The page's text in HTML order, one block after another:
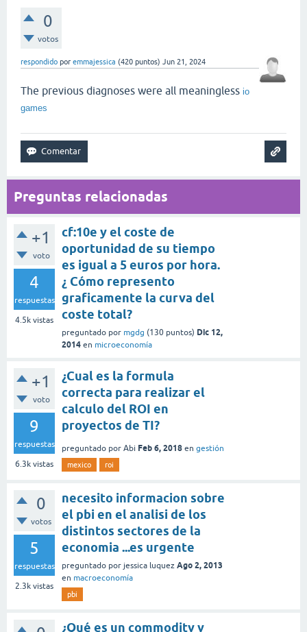
0
votos
respondido por emmajessica (420 puntos) Jun 21, 2024
The previous diagnoses were all meaningless io
games
Preguntas relacionadas
+1
voto
4
respuestas
4.5k vistas
cf:10e y el coste de
oportunidad de su tiempo
es igual a 5 euros por hora.
¿ Cómo represento
graficamente la curva del
coste total?
preguntado por mgdg (130 puntos) Dic 12,
2014 en microeconomía
+1
voto
9
respuestas
6.3k vistas
¿Cual es la formula
correcta para realizar el
calculo del ROI en
proyectos de TI?
preguntado por Abi Feb 6, 2018 en gestión
mexico roi
0
votos
5
respuestas
2.3k vistas
necesito informacion sobre
el pbi en el analisi de los
distintos sectores de la
economia ...es urgente
preguntado por jessica luquez Ago 2, 2013
en macroeconomía
pbi
¿Qué es un commodity y